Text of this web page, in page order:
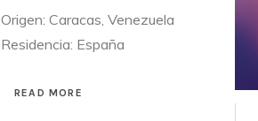
Origen: Caracas, Venezuela
Residencia: España
READ MORE